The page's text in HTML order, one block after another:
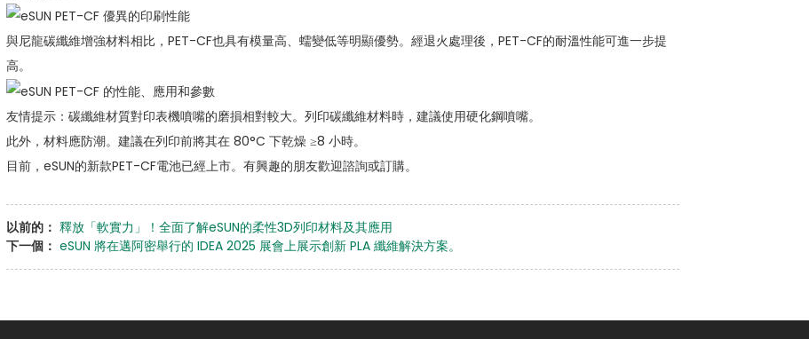
與尼龍碳纖維增強材料相比，PET-CF也具有模量高、蠕變低等明顯優勢。經退火處理後，PET-CF的耐溫性能可進一步提
高。
友情提示：碳纖維材質對印表機噴嘴的磨損相對較大。列印碳纖維材料時，建議使用硬化鋼噴嘴。
此外，材料應防潮。建議在列印前將其在 80°C 下乾燥 ≥8 小時。
目前，eSUN的新款PET-CF電池已經上市。有興趣的朋友歡迎諮詢或訂購。
以前的： 釋放「軟實力」！全面了解eSUN的柔性3D列印材料及其應用
下一個： eSUN 將在邁阿密舉行的 IDEA 2025 展會上展示創新 PLA 纖維解決方案。